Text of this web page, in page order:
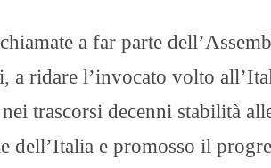
a far parte
a ridare l’invocato volto
trascorsi decenni stabilità
dell’Italia e promosso il